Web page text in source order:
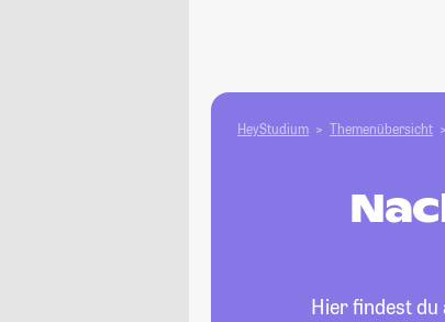
HeyStudium Themenübersicht
Hier findest du